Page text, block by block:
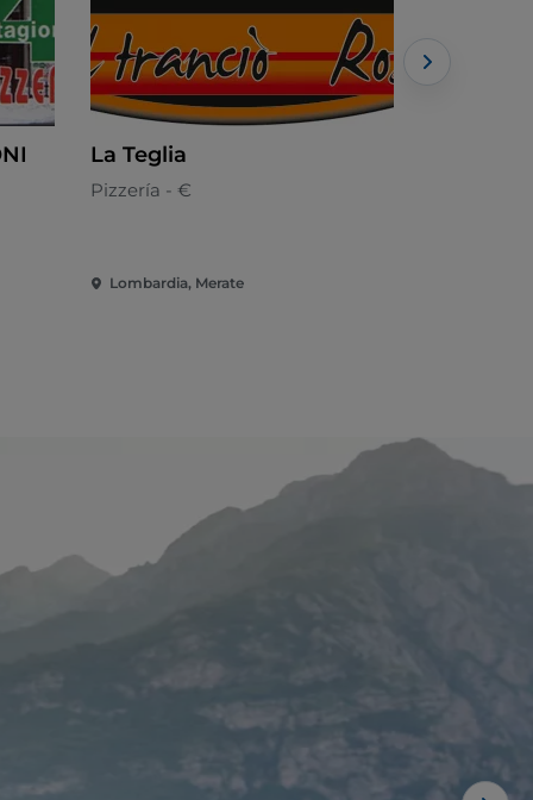
La Teglia
Pizzería - €
Lombardia, Merate